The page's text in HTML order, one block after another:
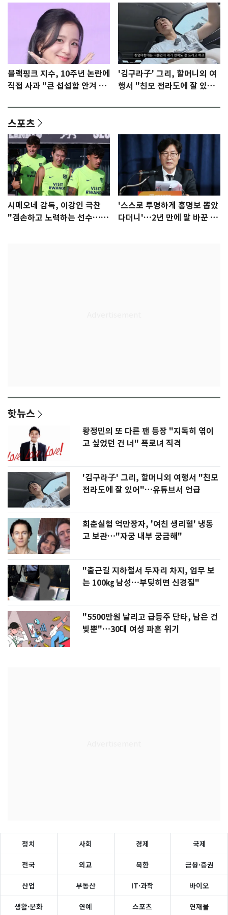
블랙핑크 지수, 10주년 논란에
직접 사과 "큰 섭섭함 안겨 미
'김구라子' 그리, 할머니외 여
행서 "친모 전라도에 잘 있
스포츠
시메오네 감독, 이강인 극찬
"겸손하고 노력하는 선수…좋
'스스로 투명하게 홍명보 뽑았
다더니'…2년 만에 말 바꾼 이
핫뉴스
황정민의 또 다른 팬 등장 "지독히 엮이
고 싶었던 건 너" 폭로녀 직격
'김구라子' 그리, 할머니외 여행서 "친모
전라도에 잘 있어"…유튜브서 언급
회춘실험 억만장자, '여친 생리혈' 냉동
고 보관…"자궁 내부 궁금해"
"출근길 지하철서 두자리 차지, 업무 보
는 100㎏ 남성…부딪히면 신경질"
"5500만원 날리고 급등주 단타, 남은 건
빚뿐"…30대 여성 파혼 위기
정치 사회 경제 국제
전국 외교 북한 금융·증권
산업 부동산 IT·과학 바이오
생활·문화 연예 스포츠 연재물